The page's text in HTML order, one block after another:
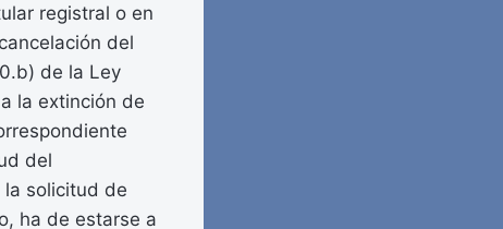
registral o en
del
de la Ley
la extinción de
del
la solicitud de
ha de estarse a